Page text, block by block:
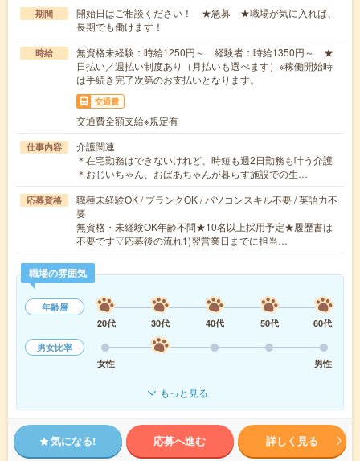
期間
開始日はご相談ください！ ★急募 ★職場が気に入れば、
長期でも働けます！
時給
無資格未経験：時給1250円～ 経験者：時給1350円～ ★
日払い／週払い制度あり（月払いも選べます）※稼働開始時
は手続き完了次第のお支払いとなります。
交通費
交通費全額支給※規定有
仕事内容
介護関連
＊在宅勤務はできないけれど、時短も週2日勤務も叶う介護
＊おじいちゃん、おばあちゃんが暮らす施設での生…
応募資格
職種未経験OK / ブランクOK / パソコンスキル不要 / 英語力不
要
無資格・未経験OK年齢不問★10名以上採用予定★履歴書は
不要です▽応募後の流れ1)翌営業日までに担当…
職場の雰囲気
年齢層
20代
30代 40代 50代
60代
男女比率
女性
男性
もっと見る
気になる! 応募へ進む 詳しく見る